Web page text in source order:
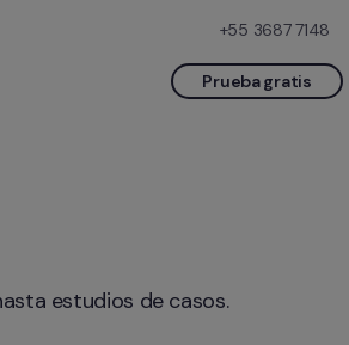
+55 3687 7148
Prueba gratis
estudios de casos.